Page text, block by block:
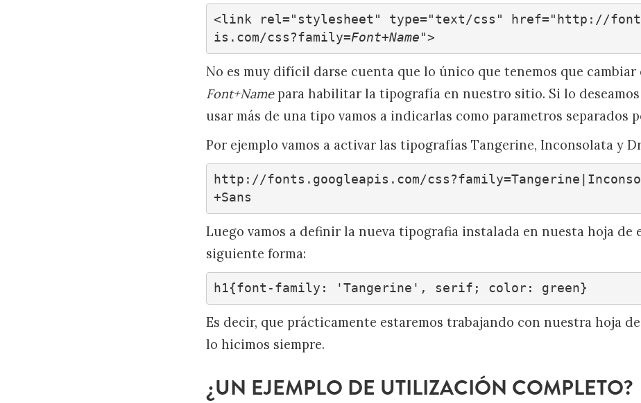
<link rel="stylesheet" type="text/css" href="http://
is.com/css?family=Font+Name">
No es muy difícil darse cuenta que lo único que tenemos que cambiar
Font+Namepara habilitar la tipografía en nuestro sitio. Si lo deseamos
usar más de una tipo vamos a indicarlas como parametros separados
Por ejemplo vamos a activar las tipografías Tangerine, Inconsolata y
http://fonts.googleapis.com/
+Sans
Luego vamos a definir la nueva tipografia instalada en nuesta hoja de
siguiente forma:
h1{font-family: 'Tangerine', serif; color: green}
Es decir, que prácticamente estaremos trabajando con nuestra hoja
lo hicimos siempre.
¿UN EJEMPLO DE UTILIZACIÓN COMPLETO?